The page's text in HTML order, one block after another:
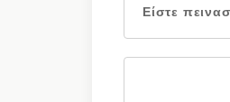
Είστε